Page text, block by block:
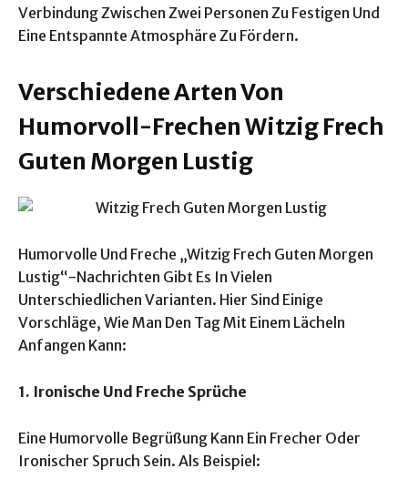
Verbindung Zwischen Zwei Personen Zu Festigen Und
Eine Entspannte Atmosphäre Zu Fördern.
Verschiedene Arten Von
Humorvoll-Frechen Witzig Frech
Guten Morgen Lustig
Humorvolle Und Freche „Witzig Frech Guten Morgen
Lustig“-Nachrichten Gibt Es In Vielen
Unterschiedlichen Varianten. Hier Sind Einige
Vorschläge, Wie Man Den Tag Mit Einem Lächeln
Anfangen Kann:
1. Ironische Und Freche Sprüche
Eine Humorvolle Begrüßung Kann Ein Frecher Oder
Ironischer Spruch Sein. Als Beispiel: